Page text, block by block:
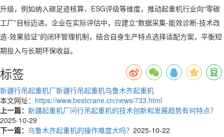
升级，例如纳入碳足迹核算、ESG评级等维度，推动起重机行业向“零碳
工厂”目标迈进。企业在实际评估中，应建立“数据采集-能效诊断-技术改
造-效果验证”的闭环管理机制，结合自身生产特点选择适配方案，平衡短
期投入与长期环保收益。
标签
新疆行吊起重机厂新疆行吊起重机乌鲁木齐起重机
本文网址： https://www.bestcrane.cn/news/733.html
上一篇： 新疆起重机厂问行吊起重机的技术创新和发展趋势有何特点？
2025-10-29
下一篇： 乌鲁木齐起重机的操作难度大吗？ 2025-10-22